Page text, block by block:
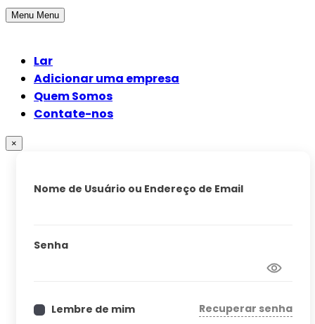
Menu Menu
Lar
Adicionar uma empresa
Quem Somos
Contate-nos
×
Nome de Usuário ou Endereço de Email
Senha
Lembre de mim Recuperar senha